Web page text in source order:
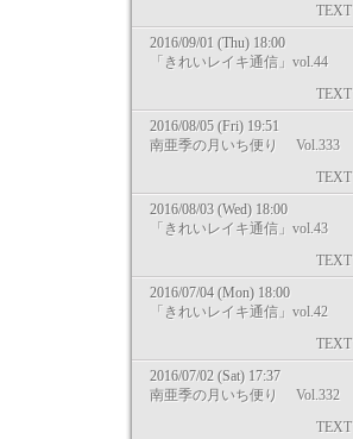
TEXT
2016/09/01 (Thu) 18:00
「きれいレイキ通信」vol.44
TEXT
2016/08/05 (Fri) 19:51
南亜季の月いち便り Vol.333
TEXT
2016/08/03 (Wed) 18:00
「きれいレイキ通信」vol.43
TEXT
2016/07/04 (Mon) 18:00
「きれいレイキ通信」vol.42
TEXT
2016/07/02 (Sat) 17:37
南亜季の月いち便り Vol.332
TEXT